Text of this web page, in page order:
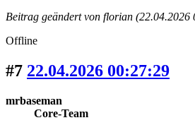
Beitrag geändert von florian (22.04.2026
Offline
#7 22.04.2026 00:27:29
mrbaseman
Core-Team